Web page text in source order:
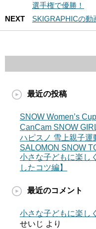
選手権で優勝！
NEXT
SKIGRAPHICの動
最近の投稿
SNOW Women’s
CanCam SNOW
ハピスノ 雪上親子運
SALOMON SNOW
小さな子どもに楽し
したコツ編】
最近のコメント
小さな子どもに楽し
せいじ より